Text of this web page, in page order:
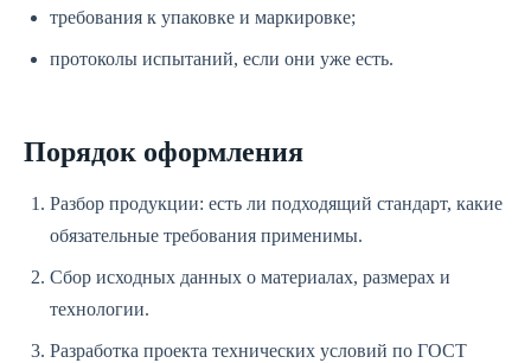
требования к упаковке и маркировке;
протоколы испытаний, если они уже есть.
Порядок оформления
Разбор продукции: есть ли подходящий стандарт, какие
обязательные требования применимы.
Сбор исходных данных о материалах, размерах и
технологии.
Разработка проекта технических условий по ГОСТ